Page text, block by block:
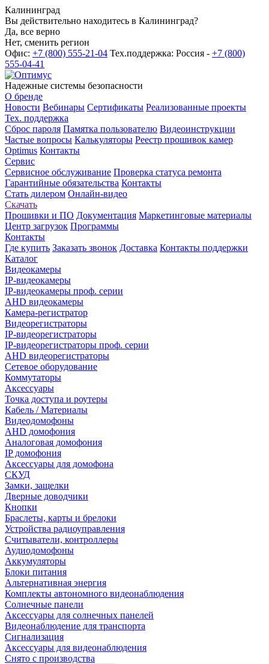
Калининград
Вы действительно находитесь в Калининград?
Да, все верно
Нет, сменить регион
Офис: +7 (800) 555-21-04 Тех.поддержка: Россия - +7 (800)
555-04-41
Надежные системы безопасности
О бренде
Новости Вебинары Сертификаты Реализованные проекты
Тех. поддержка
Сброс пароля Памятка пользователю Видеоинструкции
Частые вопросы Калькуляторы Реестр прошивок камер
Optimus Контакты
Сервис
Сервисное обслуживание Проверка статуса ремонта
Гарантийные обязательства Контакты
Стать дилером Онлайн-видео
Скачать
Прошивки и ПО Документация Маркетинговые материалы
Центр загрузок Программы
Контакты
Где купить Заказать звонок Доставка Контакты поддержки
Каталог
Видеокамеры
IP-видеокамеры
IP-видеокамеры проф. серии
AHD видеокамеры
Камера-регистратор
Видеорегистраторы
IP-видеорегистраторы
IP-видеорегистраторы проф. серии
AHD видеорегистраторы
Сетевое оборудование
Коммутаторы
Аксессуары
Точка доступа и роутеры
Кабель / Материалы
Видеодомофоны
AHD домофония
Аналоговая домофония
IP домофония
Аксессуары для домофона
СКУД
Замки, защелки
Дверные доводчики
Кнопки
Браслеты, карты и брелоки
Устройства радиоуправления
Считыватели, контроллеры
Аудиодомофоны
Аккумуляторы
Блоки питания
Альтернативная энергия
Комплекты автономного видеонаблюдения
Солнечные панели
Аксессуары для солнечных панелей
Видеонаблюдение для транспорта
Сигнализация
Аксессуары для видеонаблюдения
Снято с производства